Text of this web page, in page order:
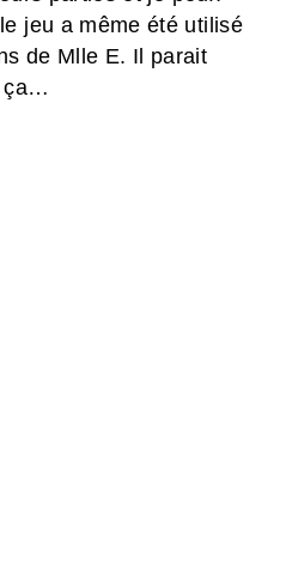
jeu a même été utilisé
de Mlle E. Il parait
ça…